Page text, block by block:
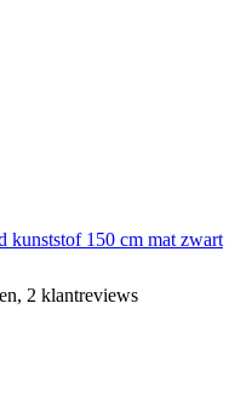
kunststof 150 cm mat zwart
2 klantreviews